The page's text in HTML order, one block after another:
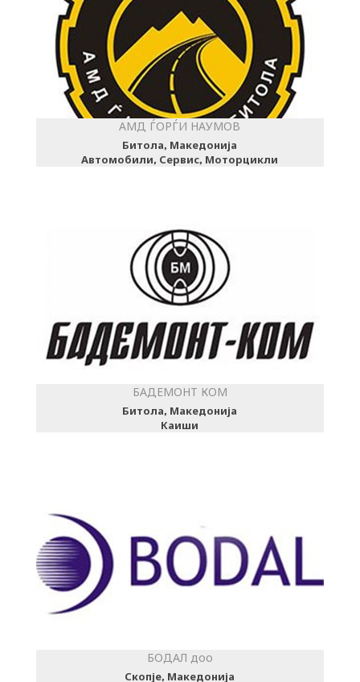
АМД ЃОРЃИ НАУМОВ
Битола, Македонија
Автомобили, Сервис, Моторцикли
БАДЕМОНТ КОМ
Битола, Македонија
Каиши
БОДАЛ доо
Скопје, Македонија